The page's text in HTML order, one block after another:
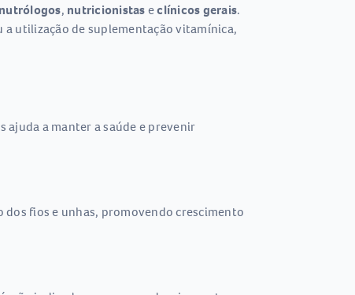
nutrólogos, nutricionistas eclínicos gerais.
utilização de suplementação vitamínica,
ajuda a manter a saúde e prevenir
fios e unhas, promovendo crescimento